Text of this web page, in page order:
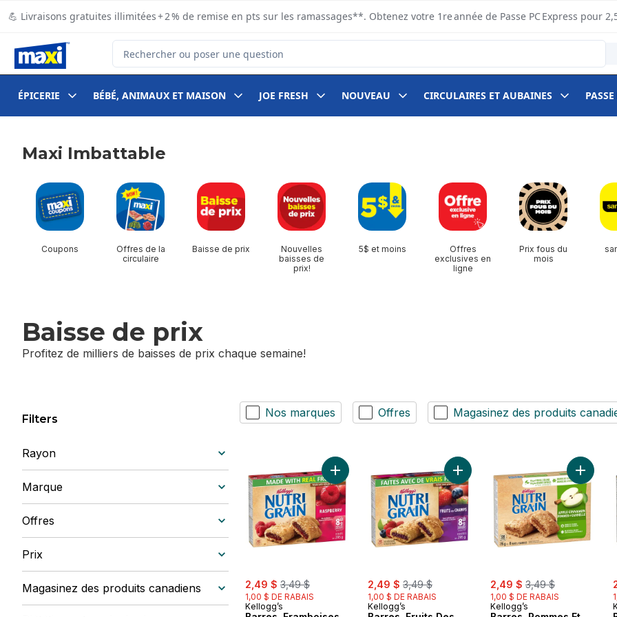
💪 Livraisons gratuites illimitées + 2 % de remise en pts sur les ramassages**. Obtenez votre 1re année de Passe PC Express pour
Rechercher des produits
ÉPICERIE BÉBÉ, ANIMAUX ET MAISON JOE FRESH NOUVEAU CIRCULAIRES ET AUBAINES
Maxi Imbattable
sauter Maxi Imbattable
Coupons
Offres de la
circulaire
Baisse de prix
Nouvelles
baisses de
prix!
5$ et moins
Offres
exclusives en
ligne
Prix fous du
mois
Baisse de prix
Profitez de milliers de baisses de prix chaque semaine!
Filters
Rayon
Marque
Offres
Prix
Magasinez des produits canadiens
Nos marques Offres Magasinez des produits
sale:
2,49 $ , formerly:
3,49 $
1,00 $ DE RABAIS
Kellogg’s
Ajouter Barres, Framboises, 8 Barres au panier
sale:
2,49 $ , formerly:
3,49 $
1,00 $ DE RABAIS
Kellogg’s
Ajouter Barres, Fruits Des
sale:
2,49 $ , formerly:
3,49 $
1,00 $ DE RABAIS
Kellogg’s
Ajouter